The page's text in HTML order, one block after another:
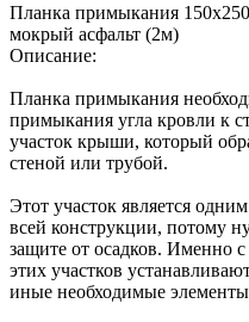
Планка примыкания
мокрый асфальт (2м)
Описание:
Планка примыкания
примыкания угла кровли к
участок крыши, который
стеной или трубой.
Этот участок является
всей конструкции, потому
защите от осадков. Именно
этих участков
иные необходимые